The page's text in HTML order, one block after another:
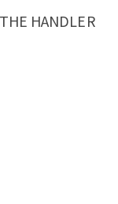
HANDLER